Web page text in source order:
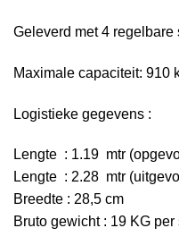
Geleverd met 4 regelbare
Maximale capaciteit: 910
Logistieke gegevens :
Lengte : 1.19 mtr
Lengte : 2.28 mtr
Breedte : 28,5 cm
Bruto gewicht : 19 KG